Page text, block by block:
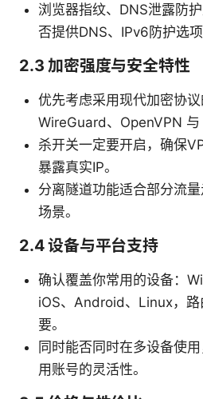
浏览器指纹、DNS泄露防
否提供DNS、IPv6防护选项
2.3 加密强度与安全特性
优先考虑采用现代加密协
WireGuard、OpenVPN 与
杀开关一定要开启，确保
暴露真实IP。
分离隧道功能适合部分流
场景。
2.4 设备与平台支持
确认覆盖你常用的设备：
iOS、Android、Linux，路
要。
同时能否同时在多设备使
用账号的灵活性。